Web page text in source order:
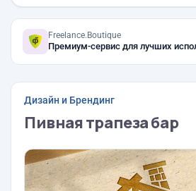
Freelance.Boutique
Премиум-сервис для лучших
Дизайн и Брендинг
Пивная трапеза бар